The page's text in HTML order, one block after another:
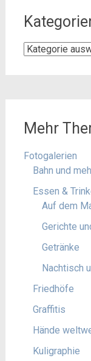
Kategorien
Mehr
Fotogalerien
Bahn und
Essen &
Auf dem
Gerichte
Getränke
Nachtisch
Friedhöfe
Graffitis
Hände
Kuligraphie